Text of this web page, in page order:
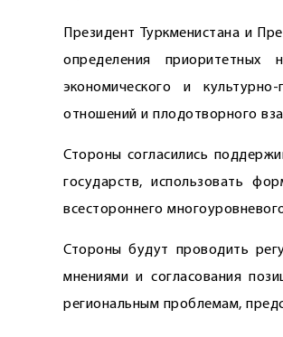
Президент Туркменистана и
определения приоритетных
экономического и
отношений и плодотворного
Стороны согласились
государств, использовать
всестороннего
Стороны будут проводить
мнениями и согласования
региональным проблемам,